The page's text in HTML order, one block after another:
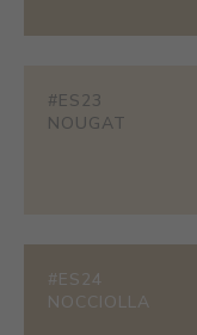
#ES23
NOUGAT
#ES24
NOCCIOLLA